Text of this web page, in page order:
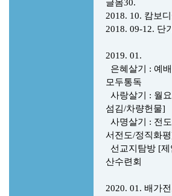
글몸30.
2018. 10. 캄보
2018. 09-12. 단
2019. 01.
은혜살기 : 예
모두통독
사랑살기 : 월
섬김/차량헌물]
사명살기 : 전
서전도/정직화
선교지탐방 [
산수련회
2020. 01. 배가